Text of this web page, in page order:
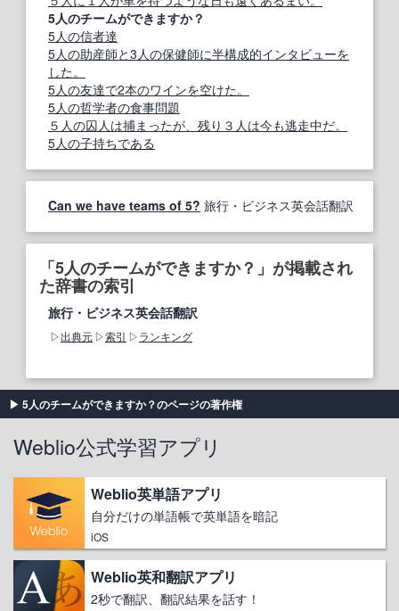
5人のチームができますか？
5人の信者達
5人の助産師と3人の保健師に半構成的インタビューを
した。
5人の友達で2本のワインを空けた。
5人の哲学者の食事問題
５人の囚人は捕まったが、残り３人は今も逃走中だ。
5人の子持ちである
Can we have teams of 5? 旅行・ビジネス英会話翻訳
「5人のチームができますか？」が掲載され
た辞書の索引
旅行・ビジネス英会話翻訳
出典元 索引 ランキング
5人のチームができますか？のページの著作権
Weblio公式学習アプリ
Weblio英単語アプリ
自分だけの単語帳で英単語を暗記
iOS
Weblio英和翻訳アプリ
2秒で翻訳、翻訳結果を話す！